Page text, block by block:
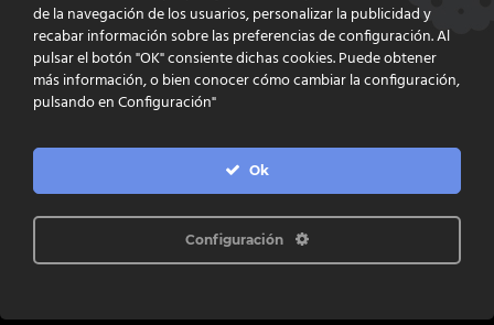
POLÍTICA DE COOKIES
CONTACTE
PROGRAMACIÓ INFOACTIVA'T
de la navegación de los usuarios, personalizar la publicidad y
recabar información sobre las preferencias de configuración. Al
pulsar el botón "OK" consiente dichas cookies. Puede obtener
más información, o bien conocer cómo cambiar la configuración,
pulsando en Configuración"
Ok
Configuración